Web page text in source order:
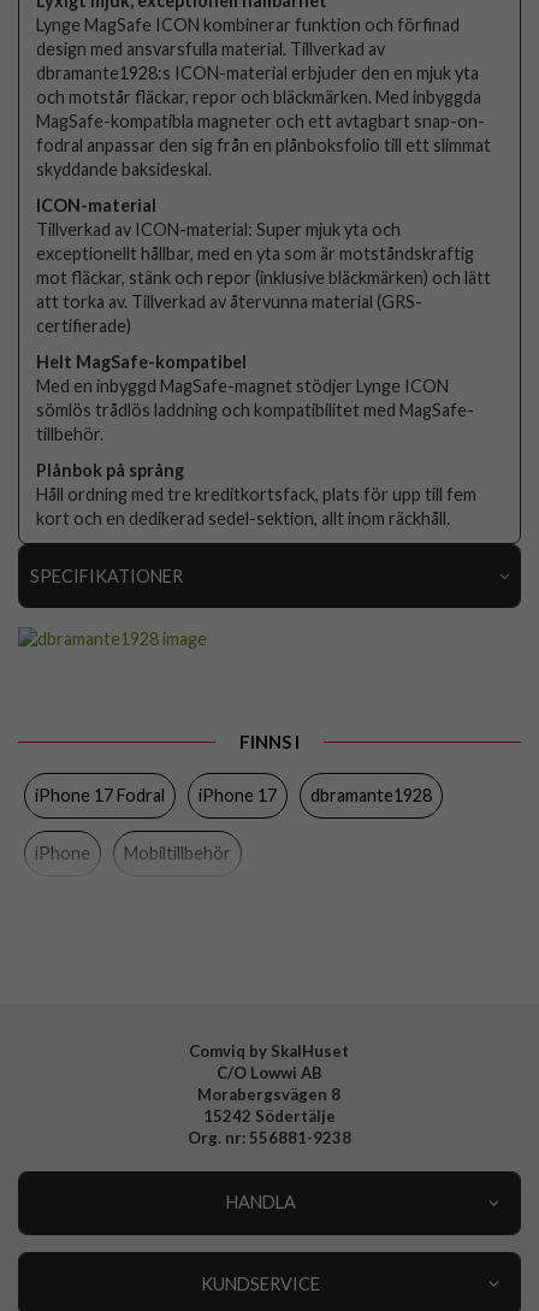
Lynge MagSafe ICON kombinerar funktion och förfinad
design med ansvarsfulla material. Tillverkad av
dbramante1928:s ICON-material erbjuder den en mjuk yta
och motstår fläckar, repor och bläckmärken. Med inbyggda
MagSafe-kompatibla magneter och ett avtagbart snap-on-
fodral anpassar den sig från en plånboksfolio till ett slimmat
skyddande baksideskal.
ICON-material
Tillverkad av ICON-material: Super mjuk yta och
exceptionellt hållbar, med en yta som är motståndskraftig
mot fläckar, stänk och repor (inklusive bläckmärken) och lätt
att torka av. Tillverkad av återvunna material (GRS-
certifierade)
Helt MagSafe-kompatibel
Med en inbyggd MagSafe-magnet stödjer Lynge ICON
sömlös trådlös laddning och kompatibilitet med MagSafe-
tillbehör.
Plånbok på språng
Håll ordning med tre kreditkortsfack, plats för upp till fem
kort och en dedikerad sedel-sektion, allt inom räckhåll.
SPECIFIKATIONER
Kortfack, Löstagbart skal, MagSafe-
kompatibel
Färg
Material
FINNS I
iPhone 17 Fodral iPhone 17 dbramante1928
iPhone Mobiltillbehör
Comviq by SkalHuset
C/O Lowwi AB
Morabergsvägen 8
15242 Södertälje
Org. nr: 556881-9238
HANDLA
KUNDSERVICE